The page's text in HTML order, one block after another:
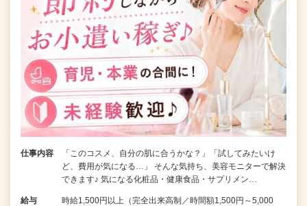
仕事内容
「このコスメ、自分の肌に合うかな？」「試してみたいけ
ど、費用が気になる…」 そんな気持ち、美容モニターで解決
できます♪ 気になる化粧品・健康食品・サプリメン…
給与
時給1,500円以上（完全出来高制／時間額1,500円～5,000